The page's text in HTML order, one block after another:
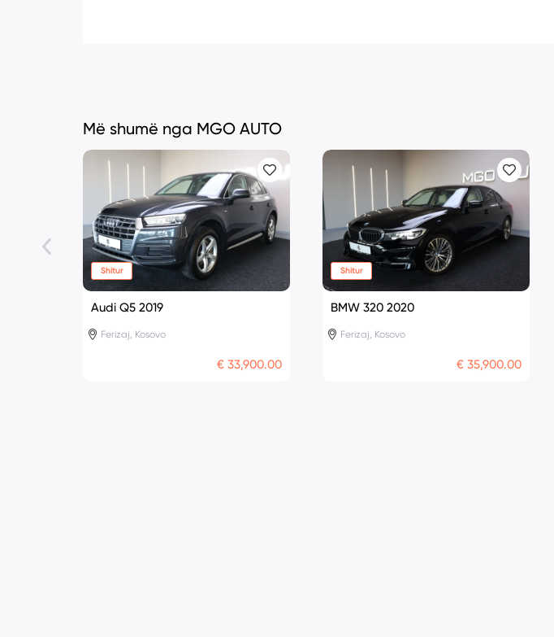
Më shumë nga MGO AUTO
Shitur
Audi Q5 2019
Ferizaj, Kosovo
€ 33,900.00
Shitur
BMW 320 2020
Ferizaj, Kosovo
€ 35,900.00